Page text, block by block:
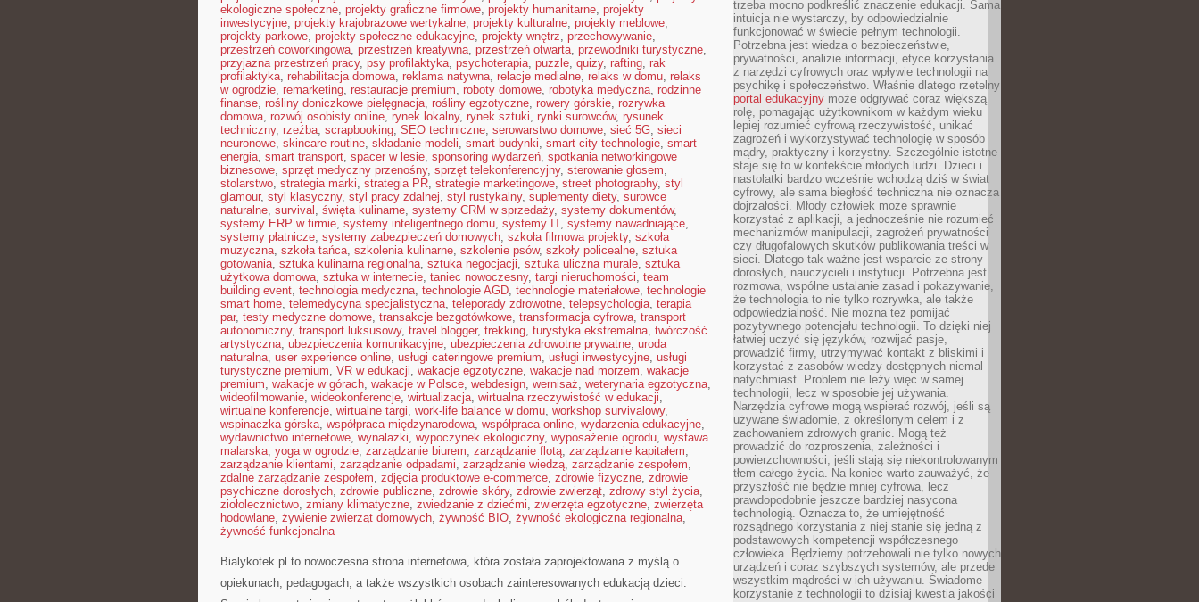
ekologiczne społeczne, projekty graficzne firmowe, projekty humanitarne, projekty
inwestycyjne, projekty krajobrazowe wertykalne, projekty kulturalne, projekty meblowe,
projekty parkowe, projekty społeczne edukacyjne, projekty wnętrz, przechowywanie,
przestrzeń coworkingowa, przestrzeń kreatywna, przestrzeń otwarta, przewodniki turystyczne,
przyjazna przestrzeń pracy, psy profilaktyka, psychoterapia, puzzle, quizy, rafting, rak
profilaktyka, rehabilitacja domowa, reklama natywna, relacje medialne, relaks w domu, relaks
w ogrodzie, remarketing, restauracje premium, roboty domowe, robotyka medyczna, rodzinne
finanse, rośliny doniczkowe pielęgnacja, rośliny egzotyczne, rowery górskie, rozrywka
domowa, rozwój osobisty online, rynek lokalny, rynek sztuki, rynki surowców, rysunek
techniczny, rzeźba, scrapbooking, SEO techniczne, serowarstwo domowe, sieć 5G, sieci
neuronowe, skincare routine, składanie modeli, smart budynki, smart city technologie, smart
energia, smart transport, spacer w lesie, sponsoring wydarzeń, spotkania networkingowe
biznesowe, sprzęt medyczny przenośny, sprzęt telekonferencyjny, sterowanie głosem,
stolarstwo, strategia marki, strategia PR, strategie marketingowe, street photography, styl
glamour, styl klasyczny, styl pracy zdalnej, styl rustykalny, suplementy diety, surowce
naturalne, survival , święta kulinarne, systemy CRM w sprzedaży, systemy dokumentów,
systemy ERP w firmie, systemy inteligentnego domu, systemy IT, systemy nawadniające,
systemy płatnicze, systemy zabezpieczeń domowych, szkoła filmowa projekty, szkoła
muzyczna, szkoła tańca, szkolenia kulinarne, szkolenie psów, szkoły policealne, sztuka
gotowania, sztuka kulinarna regionalna, sztuka negocjacji, sztuka uliczna murale, sztuka
użytkowa domowa, sztuka w internecie, taniec nowoczesny, targi nieruchomości, team
building event, technologia medyczna, technologie AGD, technologie materiałowe, technologie
smart home, telemedycyna specjalistyczna, teleporady zdrowotne, telepsychologia, terapia
par, testy medyczne domowe, transakcje bezgotówkowe, transformacja cyfrowa, transport
autonomiczny, transport luksusowy, travel blogger, trekking, turystyka ekstremalna, twórczość
artystyczna, ubezpieczenia komunikacyjne, ubezpieczenia zdrowotne prywatne, uroda
naturalna, user experience online, usługi cateringowe premium, usługi inwestycyjne, usługi
turystyczne premium, VR w edukacji, wakacje egzotyczne, wakacje nad morzem, wakacje
premium, wakacje w górach, wakacje w Polsce, webdesign, wernisaż, weterynaria egzotyczna,
wideofilmowanie, wideokonferencje, wirtualizacja, wirtualna rzeczywistość w edukacji,
wirtualne konferencje, wirtualne targi, work-life balance w domu, workshop survivalowy,
wspinaczka górska, współpraca międzynarodowa, współpraca online, wydarzenia edukacyjne,
wydawnictwo internetowe, wynalazki, wypoczynek ekologiczny, wyposażenie ogrodu, wystawa
malarska, yoga w ogrodzie, zarządzanie biurem, zarządzanie flotą, zarządzanie kapitałem,
zarządzanie klientami, zarządzanie odpadami, zarządzanie wiedzą, zarządzanie zespołem,
zdalne zarządzanie zespołem, zdjęcia produktowe e-commerce, zdrowie fizyczne, zdrowie
psychiczne dorosłych, zdrowie publiczne, zdrowie skóry, zdrowie zwierząt, zdrowy styl życia,
ziołolecznictwo, zmiany klimatyczne, zwiedzanie z dziećmi, zwierzęta egzotyczne, zwierzęta
hodowlane, żywienie zwierząt domowych, żywność BIO, żywność ekologiczna regionalna,
żywność funkcjonalna
Bialykotek.pl to nowoczesna strona internetowa, która została zaprojektowana z myślą o
opiekunach, pedagogach, a także wszystkich osobach zainteresowanych edukacją dzieci.
trzeba mocno podkreślić znaczenie edukacji. Sama
intuicja nie wystarczy, by odpowiedzialnie
funkcjonować w świecie pełnym technologii.
Potrzebna jest wiedza o bezpieczeństwie,
prywatności, analizie informacji, etyce korzystania
z narzędzi cyfrowych oraz wpływie technologii na
psychikę i społeczeństwo. Właśnie dlatego rzetelny
portal edukacyjny może odgrywać coraz większą
rolę, pomagając użytkownikom w każdym wieku
lepiej rozumieć cyfrową rzeczywistość, unikać
zagrożeń i wykorzystywać technologię w sposób
mądry, praktyczny i korzystny. Szczególnie istotne
staje się to w kontekście młodych ludzi. Dzieci i
nastolatki bardzo wcześnie wchodzą dziś w świat
cyfrowy, ale sama biegłość techniczna nie oznacza
dojrzałości. Młody człowiek może sprawnie
korzystać z aplikacji, a jednocześnie nie rozumieć
mechanizmów manipulacji, zagrożeń prywatności
czy długofalowych skutków publikowania treści w
sieci. Dlatego tak ważne jest wsparcie ze strony
dorosłych, nauczycieli i instytucji. Potrzebna jest
rozmowa, wspólne ustalanie zasad i pokazywanie,
że technologia to nie tylko rozrywka, ale także
odpowiedzialność. Nie można też pomijać
pozytywnego potencjału technologii. To dzięki niej
łatwiej uczyć się języków, rozwijać pasje,
prowadzić firmy, utrzymywać kontakt z bliskimi i
korzystać z zasobów wiedzy dostępnych niemal
natychmiast. Problem nie leży więc w samej
technologii, lecz w sposobie jej używania.
Narzędzia cyfrowe mogą wspierać rozwój, jeśli są
używane świadomie, z określonym celem i z
zachowaniem zdrowych granic. Mogą też
prowadzić do rozproszenia, zależności i
powierzchowności, jeśli stają się niekontrolowanym
tłem całego życia. Na koniec warto zauważyć, że
przyszłość nie będzie mniej cyfrowa, lecz
prawdopodobnie jeszcze bardziej nasycona
technologią. Oznacza to, że umiejętność
rozsądnego korzystania z niej stanie się jedną z
podstawowych kompetencji współczesnego
człowieka. Będziemy potrzebowali nie tylko nowych
urządzeń i coraz szybszych systemów, ale przede
wszystkim mądrości w ich używaniu. Świadome
korzystanie z technologii to dzisiaj kwestia jakości